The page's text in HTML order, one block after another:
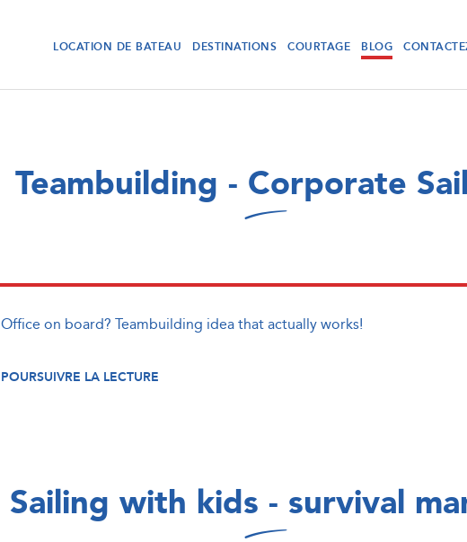
LOCATION DE BATEAU DESTINATIONS COURTAGE BLOG
Teambuilding - Corporate
Office on board? Teambuilding idea that actually works!
POURSUIVRE LA LECTURE
Sailing with kids - survival